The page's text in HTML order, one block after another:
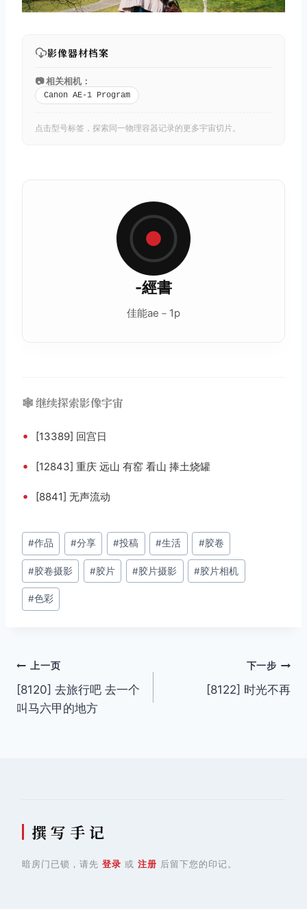
影像器材档案
📷 相关相机：
Canon AE-1 Program
点击型号标签，探索同一物理容器记录的更多宇宙切片。
-經書
佳能ae－1p
🕸️ 继续探索影像宇宙
• [13389] 回宫日
• [12843] 重庆 远山 有窑 看山 捧土烧罐
• [8841] 无声流动
文
章
标
签：
#作品 #分享 #投稿 #生活 #胶卷
#胶卷摄影 #胶片 #胶片摄影 #胶片相机
#色彩
文
章
上一页
[8120] 去旅行吧 去一个
叫马六甲的地方
下一步
[8122] 时光不再
撰 写 手 记
暗房门已锁，请先 登录 或 注册 后留下您的印记。